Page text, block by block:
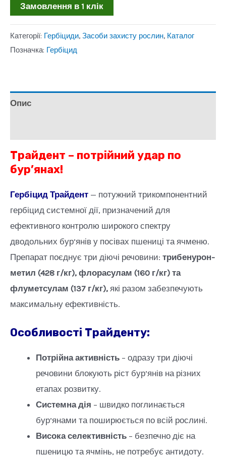
0,5кг
кількість
Замовлення в 1 клік
Категорії: Гербіциди, Засоби захисту рослин, Каталог
Позначка: Гербіцид
Опис
Трайдент – потрійний удар по
бур’янах!
Гербіцид Трайдент — потужний трикомпонентний
гербіцид системної дії, призначений для
ефективного контролю широкого спектру
дводольних бур’янів у посівах пшениці та ячменю.
Препарат поєднує три діючі речовини: трибенурон-
метил (428 г/кг), флорасулам (160 г/кг) та
флуметсулам (137 г/кг), які разом забезпечують
максимальну ефективність.
Особливості Трайденту:
Потрійна активність – одразу три діючі
речовини блокують ріст бур’янів на різних
етапах розвитку.
Системна дія – швидко поглинається
бур’янами та поширюється по всій рослині.
Висока селективність – безпечно діє на
пшеницю та ячмінь, не потребує антидоту.